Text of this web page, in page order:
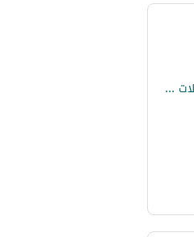
شقة مفروشة للإيجار اليومي في بيفرلي هيلز تصلح للعائلات elshikh zayed